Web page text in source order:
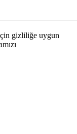
gizliliğe uygun